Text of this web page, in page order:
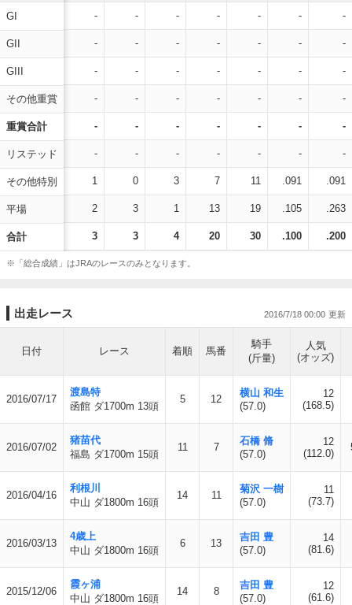
GI
GII
GIII
その他重賞
重賞合計
リステッド
その他特別
平場
合計
- - - - - - -
- - - - - - -
- - - - - - -
- - - - - - -
- - - - - - -
- - - - - - -
1 0 3 7 11 .091 .091
2 3 1 13 19 .105 .263
3 3 4 20 30 .100 .200
※「総合成績」はJRAのレースのみとなります。
出走レース 2016/7/18 00:00
日付 レース 着順 馬番
騎手
(斤量)
人気
(オッズ)
2016/07/17
渡島特
函館 ダ1700m 13頭
5 12
横山 和生
(57.0)
12
(168.5)
2016/07/02
猪苗代
福島 ダ1700m 15頭
11 7
石橋 脩
(57.0)
12
(112.0)
2016/04/16
利根川
中山 ダ1800m 16頭
14 11
菊沢 一樹
(57.0)
11
(73.7)
2016/03/13
4歳上
中山 ダ1800m 16頭
6 13
吉田 豊
(57.0)
14
(81.6)
2015/12/06
霞ヶ浦
中山 ダ1800m 16頭
14 8
吉田 豊
(57.0)
12
(61.6)